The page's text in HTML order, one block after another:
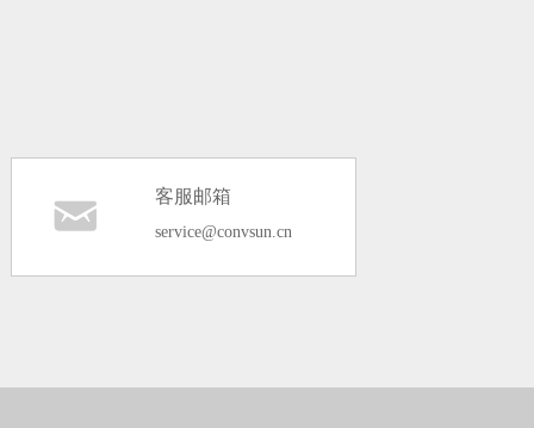
낂 客服邮箱
service@convsun.cn